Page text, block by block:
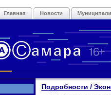
Главная Новости
Подробности /